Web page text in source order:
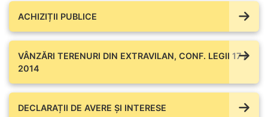
ACHIZIȚII PUBLICE
VÂNZĂRI TERENURI DIN EXTRAVILAN, CONF. LEGII 17 /
2014
DECLARAȚII DE AVERE ŞI INTERESE